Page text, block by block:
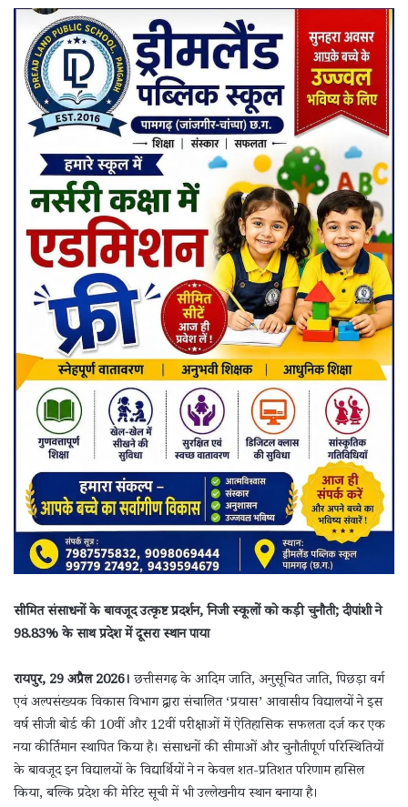
सीमित संसाधनों के बावजूद उत्कृष्ट प्रदर्शन, निजी स्कूलों को कड़ी चुनौती; दीपांशी ने
98.83% के साथ प्रदेश में दूसरा स्थान पाया
रायपुर, 29 अप्रैल 2026।छत्तीसगढ़ के आदिम जाति, अनुसूचित जाति, पिछड़ा वर्ग
एवं अल्पसंख्यक विकास विभाग द्वारा संचालित ‘प्रयास’ आवासीय विद्यालयों ने इस
वर्ष सीजी बोर्ड की 10वीं और 12वीं परीक्षाओं में ऐतिहासिक सफलता दर्ज कर एक
नया कीर्तिमान स्थापित किया है। संसाधनों की सीमाओं और चुनौतीपूर्ण परिस्थितियों
के बावजूद इन विद्यालयों के विद्यार्थियों ने न केवल शत-प्रतिशत परिणाम हासिल
किया, बल्कि प्रदेश की मेरिट सूची में भी उल्लेखनीय स्थान बनाया है।